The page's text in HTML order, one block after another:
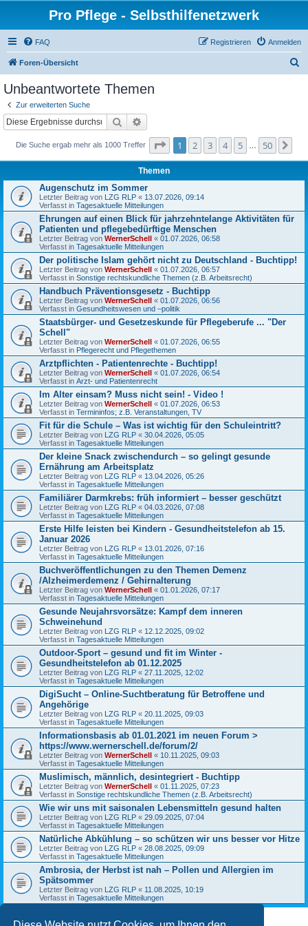
Pro Pflege - Selbsthilfenetzwerk
FAQ Anmelden
Registrieren
Foren-Übersicht
Unbeantwortete Themen
Zur erweiterten Suche
Suche
Die Suche ergab mehr als 1000 Treffer Seite von
1 2 3 4 5 50
Themen
Augenschutz im Sommer
Letzter Beitrag von LZG RLP « 13.07.2026, 09:14
Verfasst in Tagesaktuelle Mitteilungen
Ehrungen auf einen Blick für jahrzehntelange Aktivitäten für
Patienten und pflegebedürftige Menschen
Letzter Beitrag von WernerSchell « 01.07.2026, 06:58
Verfasst in Tagesaktuelle Mitteilungen
Der politische Islam gehört nicht zu Deutschland - Buchtipp!
Letzter Beitrag von WernerSchell « 01.07.2026, 06:57
Verfasst in Sonstige rechtskundliche Themen (z.B. Arbeitsrecht)
Handbuch Präventionsgesetz - Buchtipp
Letzter Beitrag von WernerSchell « 01.07.2026, 06:56
Verfasst in Gesundheitswesen und –politik
Staatsbürger- und Gesetzeskunde für Pflegeberufe ... "Der
Schell"
Letzter Beitrag von WernerSchell « 01.07.2026, 06:55
Verfasst in Pflegerecht und Pflegethemen
Arztpflichten - Patientenrechte - Buchtipp!
Letzter Beitrag von WernerSchell « 01.07.2026, 06:54
Verfasst in Arzt- und Patientenrecht
Im Alter einsam? Muss nicht sein! - Video !
Letzter Beitrag von WernerSchell « 01.07.2026, 06:53
Verfasst in Termininfos; z.B. Veranstaltungen, TV
Fit für die Schule – Was ist wichtig für den Schuleintritt?
Letzter Beitrag von LZG RLP « 30.04.2026, 05:05
Verfasst in Tagesaktuelle Mitteilungen
Der kleine Snack zwischendurch – so gelingt gesunde
Ernährung am Arbeitsplatz
Letzter Beitrag von LZG RLP « 13.04.2026, 05:26
Verfasst in Tagesaktuelle Mitteilungen
Familiärer Darmkrebs: früh informiert – besser geschützt
Letzter Beitrag von LZG RLP « 04.03.2026, 07:08
Verfasst in Tagesaktuelle Mitteilungen
Erste Hilfe leisten bei Kindern - Gesundheitstelefon ab 15.
Januar 2026
Letzter Beitrag von LZG RLP « 13.01.2026, 07:16
Verfasst in Tagesaktuelle Mitteilungen
Buchveröffentlichungen zu den Themen Demenz
/Alzheimerdemenz / Gehirnalterung
Letzter Beitrag von WernerSchell « 01.01.2026, 07:17
Verfasst in Tagesaktuelle Mitteilungen
Gesunde Neujahrsvorsätze: Kampf dem inneren
Schweinehund
Letzter Beitrag von LZG RLP « 12.12.2025, 09:02
Verfasst in Tagesaktuelle Mitteilungen
Outdoor-Sport – gesund und fit im Winter -
Gesundheitstelefon ab 01.12.2025
Letzter Beitrag von LZG RLP « 27.11.2025, 12:02
Verfasst in Tagesaktuelle Mitteilungen
DigiSucht – Online-Suchtberatung für Betroffene und
Angehörige
Letzter Beitrag von LZG RLP « 20.11.2025, 09:03
Verfasst in Tagesaktuelle Mitteilungen
Informationsbasis ab 01.01.2021 im neuen Forum >
https://www.wernerschell.de/forum/2/
Letzter Beitrag von WernerSchell « 10.11.2025, 09:03
Verfasst in Tagesaktuelle Mitteilungen
Muslimisch, männlich, desintegriert - Buchtipp
Letzter Beitrag von WernerSchell « 01.11.2025, 07:23
Verfasst in Sonstige rechtskundliche Themen (z.B. Arbeitsrecht)
Wie wir uns mit saisonalen Lebensmitteln gesund halten
Letzter Beitrag von LZG RLP « 29.09.2025, 07:04
Verfasst in Tagesaktuelle Mitteilungen
Natürliche Abkühlung – so schützen wir uns besser vor Hitze
Letzter Beitrag von LZG RLP « 28.08.2025, 09:09
Verfasst in Tagesaktuelle Mitteilungen
Ambrosia, der Herbst ist nah – Pollen und Allergien im
Spätsommer
Letzter Beitrag von LZG RLP « 11.08.2025, 10:19
Verfasst in Tagesaktuelle Mitteilungen